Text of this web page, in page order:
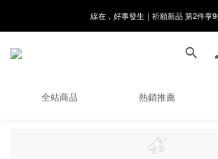
8月月初限定｜指定分類滿件88折！
🌸新會員限定🌸註冊送$100購物金
8月月初限定｜指定分類滿件88折！
全站商品 熱銷推薦